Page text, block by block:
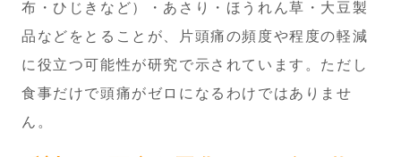
布・ひじきなど）・あさり・ほうれん草・大豆製
品などをとることが、片頭痛の頻度や程度の軽減
に役立つ可能性が研究で示されています。ただし
食事だけで頭痛がゼロになるわけではありませ
ん。